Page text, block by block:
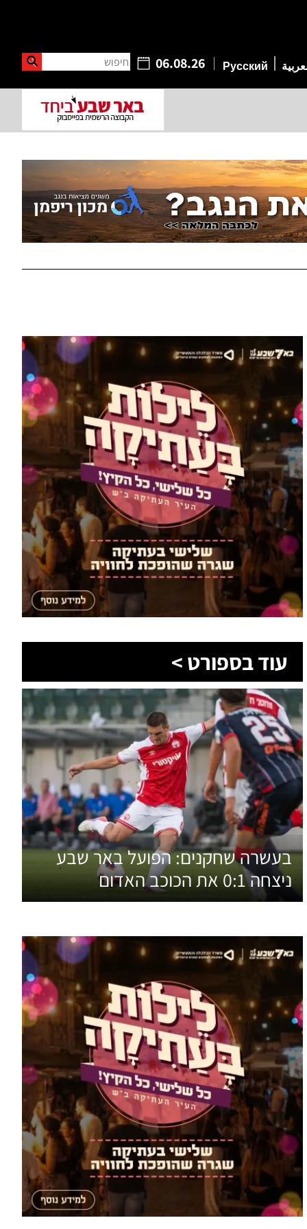
06.08.26 חיפוש Русский
עוד בספורט >
בעשרה שחקנים: הפועל באר שבע
ניצחה 0:1 את הכוכב האדום